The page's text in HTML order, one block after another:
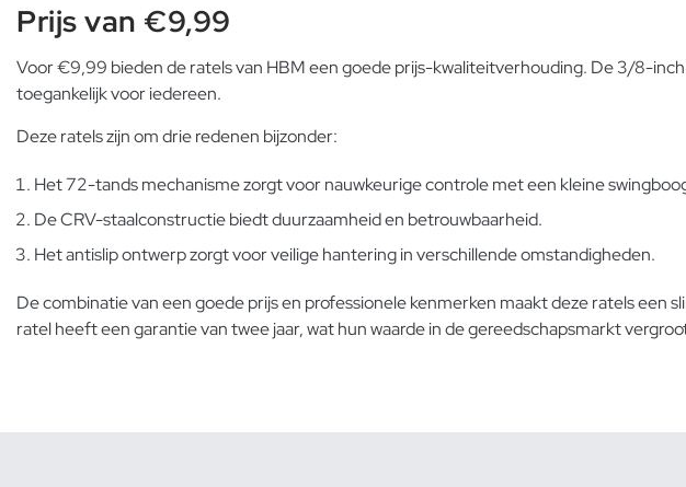
Prijs van €9,99
Voor €9,99 bieden de ratels van HBM een goede prijs-kwaliteitverhouding. De 3/8-
toegankelijk voor iedereen.
Deze ratels zijn om drie redenen bijzonder:
Het 72-tands mechanisme zorgt voor nauwkeurige controle met een kleine
De CRV-staalconstructie biedt duurzaamheid en betrouwbaarheid.
Het antislip ontwerp zorgt voor veilige hantering in verschillende omstandigheden.
De combinatie van een goede prijs en professionele kenmerken maakt deze ratels een
ratel heeft een garantie van twee jaar, wat hun waarde in de gereedschapsmarkt